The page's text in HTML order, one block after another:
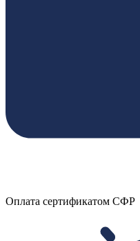
Оплата сертификатом СФР